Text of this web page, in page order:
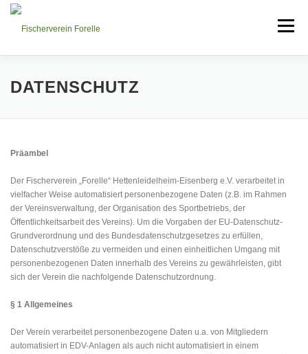
Zum
springen
Menü
SCHAUKASTEN ÜBER UNS
DOWNLOADS
DATENSCHUTZ
Präambel
Der Fischerverein „Forelle“ Hettenleidelheim-Eisenberg e.V. verarbeitet in
vielfacher Weise automatisiert personenbezogene Daten (z.B. im Rahmen
der Vereinsverwaltung, der Organisation des Sportbetriebs, der
Öffentlichkeitsarbeit des Vereins). Um die Vorgaben der EU-Datenschutz-
Grundverordnung und des Bundesdatenschutzgesetzes zu erfüllen,
Datenschutzverstöße zu vermeiden und einen einheitlichen Umgang mit
personenbezogenen Daten innerhalb des Vereins zu gewährleisten, gibt
sich der Verein die nachfolgende Datenschutzordnung.
§ 1 Allgemeines
Der Verein verarbeitet personenbezogene Daten u.a. von Mitgliedern
automatisiert in EDV-Anlagen als auch nicht automatisiert in einem